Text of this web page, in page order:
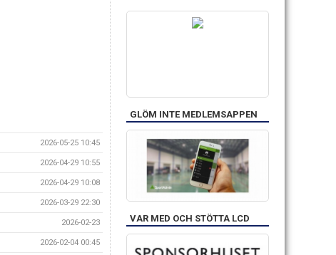
2026-05-25 10:45
2026-04-29 10:55
2026-04-29 10:08
2026-03-29 22:30
2026-02-23
2026-02-04 00:45
GLÖM INTE MEDLEMSAPPEN
VAR MED OCH STÖTTA LCD